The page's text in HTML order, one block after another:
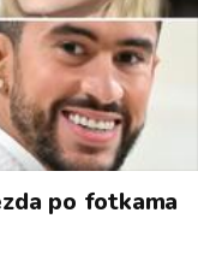
po fotkama